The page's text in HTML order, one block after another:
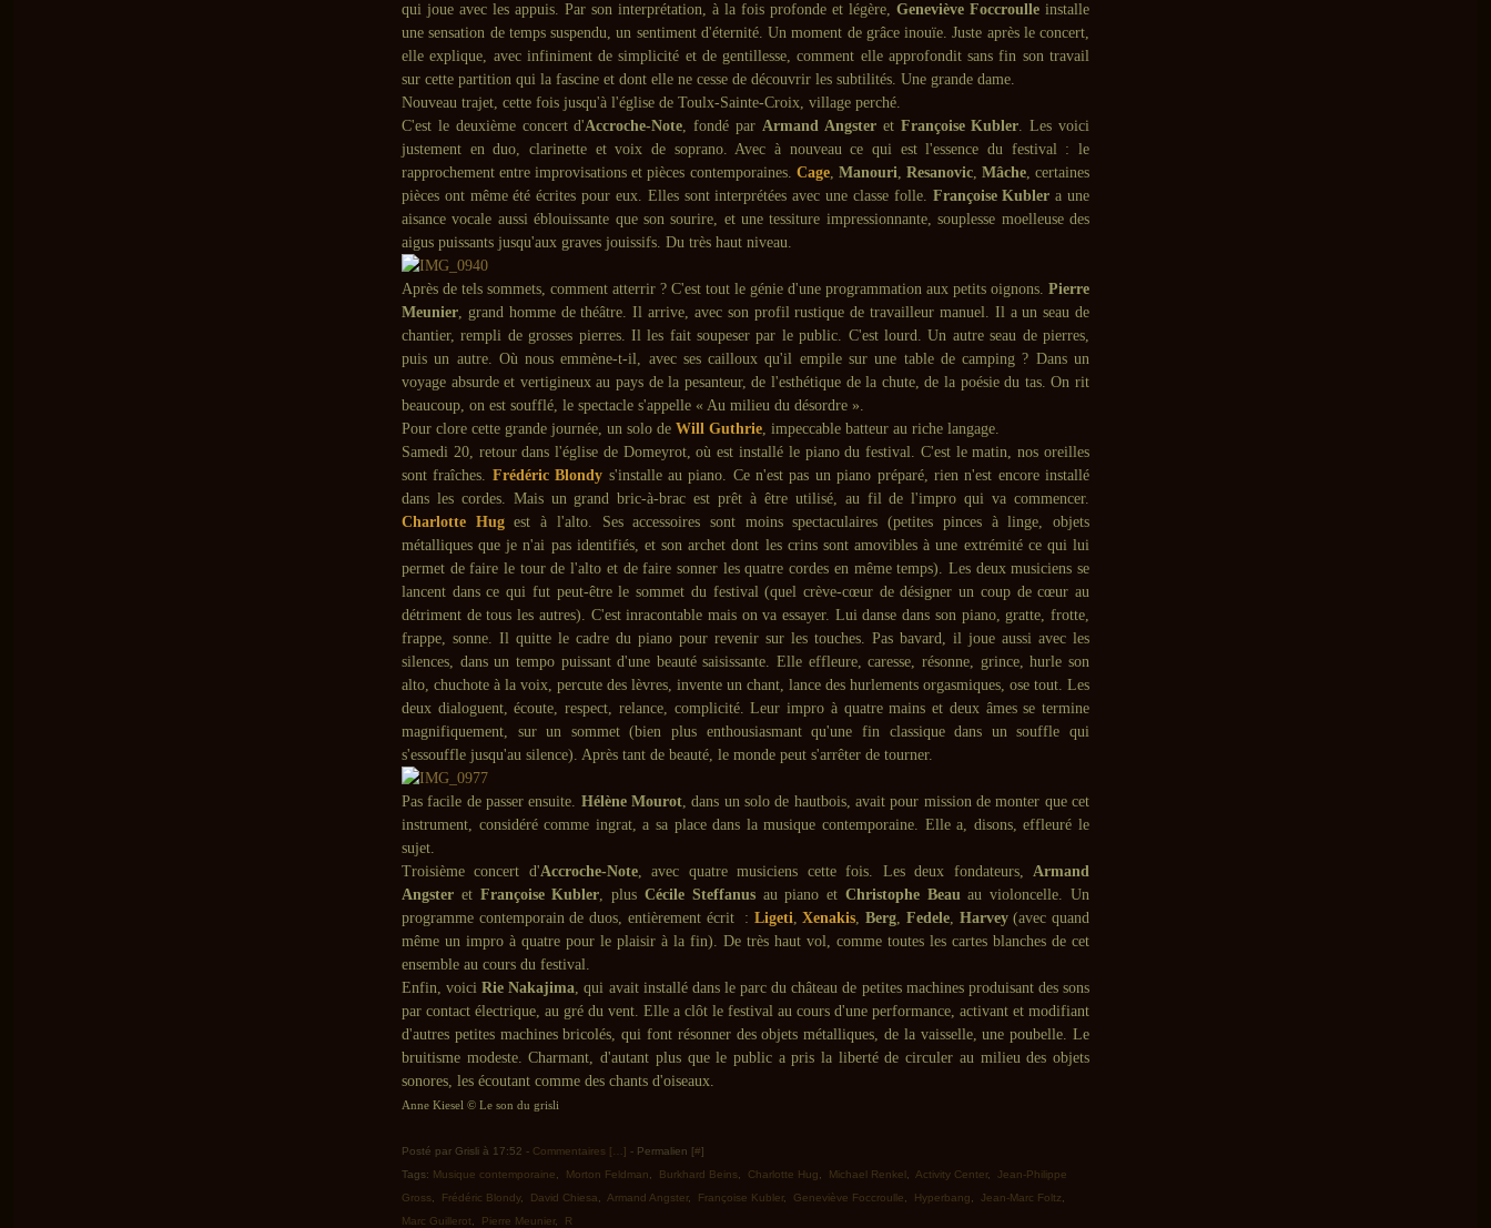
qui joue avec les appuis. Par son interprétation, à la fois profonde et légère, Geneviève Foccroulle installe
une sensation de temps suspendu, un sentiment d'éternité. Un moment de grâce inouïe. Juste après le concert,
elle explique, avec infiniment de simplicité et de gentillesse, comment elle approfondit sans fin son travail
sur cette partition qui la fascine et dont elle ne cesse de découvrir les subtilités. Une grande dame.
Nouveau trajet, cette fois jusqu'à l'église de Toulx-Sainte-Croix, village perché.
C'est le deuxième concert d'Accroche-Note, fondé par Armand Angsteret Françoise Kubler. Les voici
justement en duo, clarinette et voix de soprano. Avec à nouveau ce qui est l'essence du festival : le
rapprochement entre improvisations et pièces contemporaines. Cage, Manouri, Resanovic, Mâche, certaines
pièces ont même été écrites pour eux. Elles sont interprétées avec une classe folle. Françoise Kubler a une
aisance vocale aussi éblouissante que son sourire, et une tessiture impressionnante, souplesse moelleuse des
aigus puissants jusqu'aux graves jouissifs. Du très haut niveau.
Après de tels sommets, comment atterrir ? C'est tout le génie d'une programmation aux petits oignons. Pierre
Meunier, grand homme de théâtre. Il arrive, avec son profil rustique de travailleur manuel. Il a un seau de
chantier, rempli de grosses pierres. Il les fait soupeser par le public. C'est lourd. Un autre seau de pierres,
puis un autre. Où nous emmène-t-il, avec ses cailloux qu'il empile sur une table de camping ? Dans un
voyage absurde et vertigineux au pays de la pesanteur, de l'esthétique de la chute, de la poésie du tas. On rit
beaucoup, on est soufflé, le spectacle s'appelle « Au milieu du désordre ».
Pour clore cette grande journée, un solo de Will Guthrie, impeccable batteur au riche langage.
Samedi 20, retour dans l'église de Domeyrot, où est installé le piano du festival. C'est le matin, nos oreilles
sont fraîches. Frédéric Blondy s'installe au piano. Ce n'est pas un piano préparé, rien n'est encore installé
dans les cordes. Mais un grand bric-à-brac est prêt à être utilisé, au fil de l'impro qui va commencer.
Charlotte Hugest à l'alto. Ses accessoires sont moins spectaculaires (petites pinces à linge, objets
métalliques que je n'ai pas identifiés, et son archet dont les crins sont amovibles à une extrémité ce qui lui
permet de faire le tour de l'alto et de faire sonner les quatre cordes en même temps). Les deux musiciens se
lancent dans ce qui fut peut-être le sommet du festival (quel crève-cœur de désigner un coup de cœur au
détriment de tous les autres). C'est inracontable mais on va essayer. Lui danse dans son piano, gratte, frotte,
frappe, sonne. Il quitte le cadre du piano pour revenir sur les touches. Pas bavard, il joue aussi avec les
silences, dans un tempo puissant d'une beauté saisissante. Elle effleure, caresse, résonne, grince, hurle son
alto, chuchote à la voix, percute des lèvres, invente un chant, lance des hurlements orgasmiques, ose tout. Les
deux dialoguent, écoute, respect, relance, complicité. Leur impro à quatre mains et deux âmes se termine
magnifiquement, sur un sommet (bien plus enthousiasmant qu'une fin classique dans un souffle qui
s'essouffle jusqu'au silence). Après tant de beauté, le monde peut s'arrêter de tourner.
Pas facile de passer ensuite. Hélène Mourot, dans un solo de hautbois, avait pour mission de monter que cet
instrument, considéré comme ingrat, a sa place dans la musique contemporaine. Elle a, disons, effleuré le
sujet.
Troisième concert d'Accroche-Note, avec quatre musiciens cette fois. Les deux fondateurs,Armand
Angster et Françoise Kubler, plus Cécile Steffanusau piano et Christophe Beauau violoncelle. Un
programme contemporain de duos, entièrement écrit : Ligeti,Xenakis,Berg, Fedele, Harvey(avec quand
même un impro à quatre pour le plaisir à la fin). De très haut vol, comme toutes les cartes blanches de cet
ensemble au cours du festival.
Enfin, voiciRie Nakajima, qui avait installé dans le parc du château de petites machines produisant des sons
par contact électrique, au gré du vent. Elle a clôt le festival au cours d'une performance, activant et modifiant
d'autres petites machines bricolés, qui font résonner des objets métalliques, de la vaisselle, une poubelle. Le
bruitisme modeste. Charmant, d'autant plus que le public a pris la liberté de circuler au milieu des objets
sonores, les écoutant comme des chants d'oiseaux.
Anne Kiesel © Le son du grisli
Posté par Grisli à 17:52 - Commentaires [ ] - Permalien [#]
Tags: Musique contemporaine Morton Feldman Burkhard Beins Charlotte Hug Michael Renkel Activity Center, Jean-Philippe
Gross
Frédéric Blondy, David Chiesa Armand Angster, Françoise Kubler, Geneviève Foccroulle Hyperbang Jean-Marc Foltz
Marc Guillerot
Pierre Meunier, R